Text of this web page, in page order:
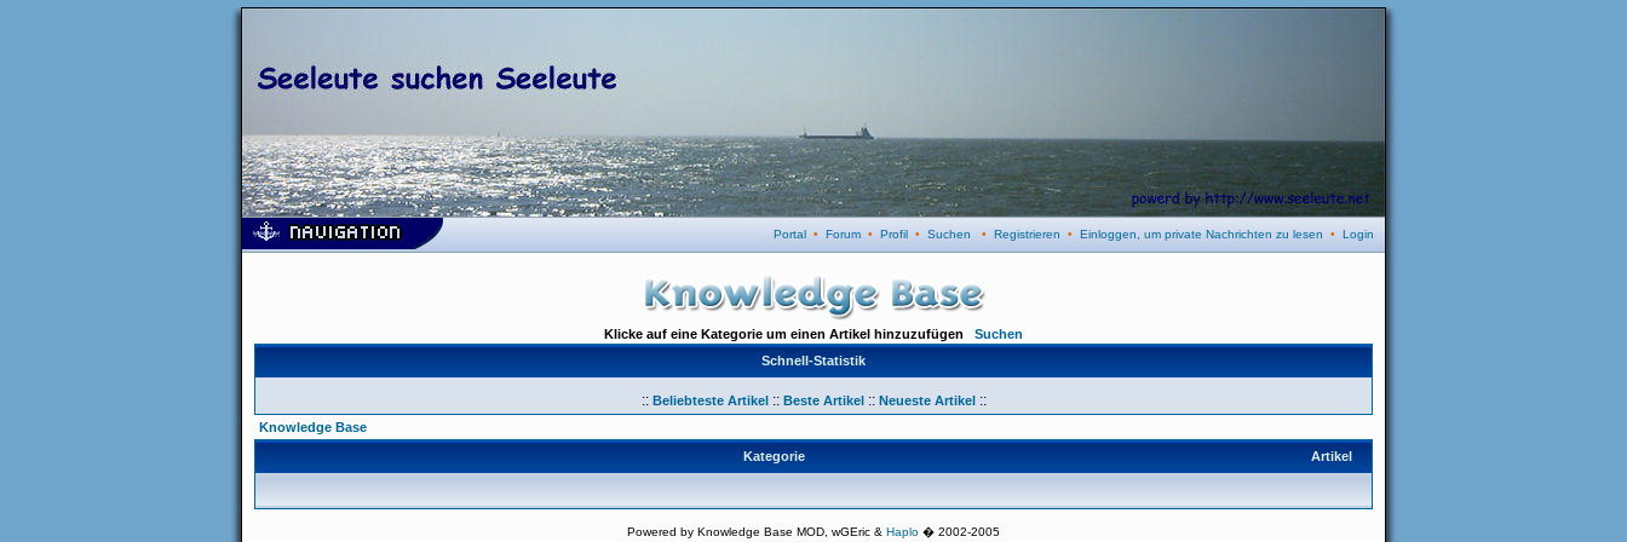
Portal • Forum • Profil • Suchen • Registrieren • Einloggen, um private Nachrichten zu lesen • Login
Klicke auf eine Kategorie um einen Artikel hinzuzufügen
Suchen
Schnell-Statistik
:: Beliebteste Artikel:: Beste Artikel:: Neueste Artikel::
Knowledge Base
Kategorie
Artikel
Powered by Knowledge Base MOD, wGEric & Haplo � 2002-2005